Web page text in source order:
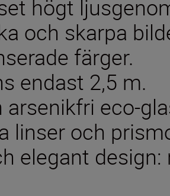
högt
och skarpa
färger.
endast 2,5 m.
arsenikfri eco-
linser och
elegant